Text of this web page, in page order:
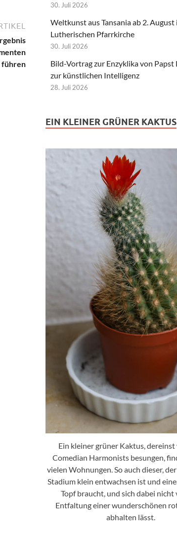
führen
30. Juli 2026
Weltkunst aus Tansania ab 2. August
Lutherischen Pfarrkirche
30. Juli 2026
Bild-Vortrag zur Enzyklika von Papst
zur künstlichen Intelligenz
28. Juli 2026
EIN KLEINER GRÜNER KAKTUS
Ein kleiner grüner Kaktus, dereinst
Comedian Harmonists besungen,
vielen Wohnungen. So auch dieser,
Stadium klein entwachsen ist und
Topf braucht, und sich dabei nicht
Entfaltung einer wunderschönen
abhalten lässt.